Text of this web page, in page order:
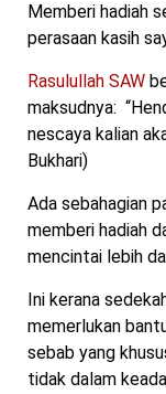
Memberi hadiah
perasaan kasih
Rasulullah SAW
maksudnya:
nescaya kalian
Bukhari)
Ada sebahagian
memberi hadiah
mencintai lebih
Ini kerana
memerlukan
sebab yang
tidak dalam